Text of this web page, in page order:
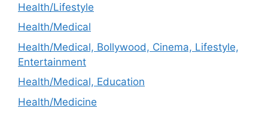
Health/Lifestyle
Health/Medical
Health/Medical, Bollywood, Cinema, Lifestyle,
Entertainment
Health/Medical, Education
Health/Medicine